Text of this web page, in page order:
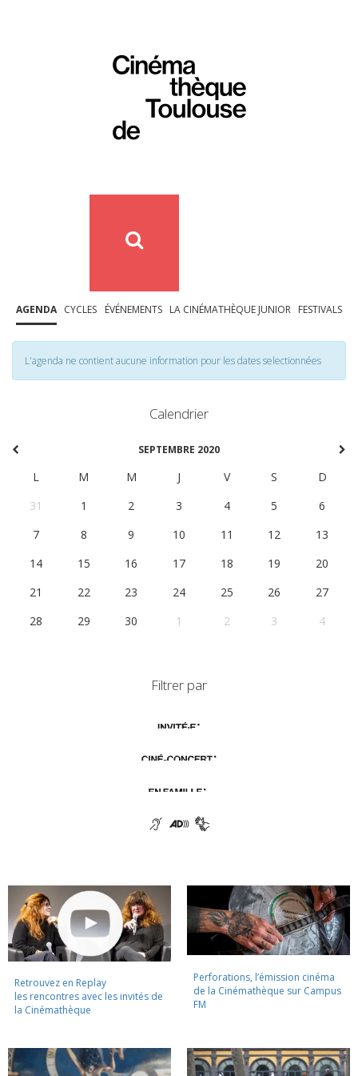
AGENDA CYCLES ÉVÉNEMENTS LA CINÉMATHÈQUE JUNIOR FESTIVALS
L'agenda ne contient aucune information pour les dates selectionnées
Calendrier
SEPTEMBRE 2020
L M M J V S
D
31
1 2 3 4 5
6
7
8 9 10 11 12
13
14
15 16 17 18 19
20
21
22 23 24 25 26
27
28
29 30 1 2 3 4
Filtrer par
Retrouvez en Replay
les rencontres avec les invités de
la Cinémathèque
Perforations, l’émission cinéma
de la Cinémathèque sur Campus
FM